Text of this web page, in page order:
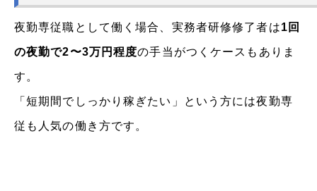
夜勤専従職として働く場合、実務者研修修了者は1回
の夜勤で2〜3万円程度の手当がつくケースもありま
す。
「短期間でしっかり稼ぎたい」という方には夜勤専
従も人気の働き方です。